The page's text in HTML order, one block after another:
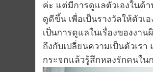
ค่ะ แต่มีการดูแลตัวเองในด้
ดูดีขึ้น เพื่อเป็นรางวัลให้ตัว
เป็นการดูแลในเรื่องของงา
ถึงกับเปลี่ยนความเป็นตัวเร
กระจกแล้วรู้สึกหลงรักคนใน